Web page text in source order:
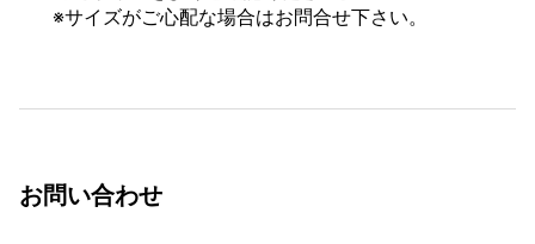
※サイズがご心配な場合はお問合せ下さい。
お問い合わせ